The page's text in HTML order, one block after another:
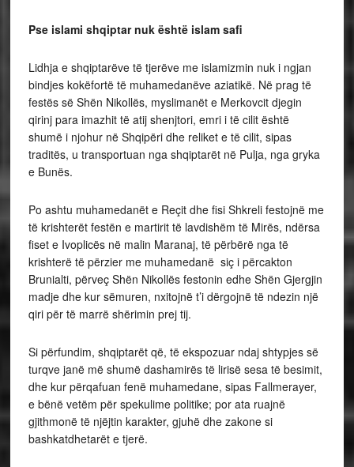
Pse islami shqiptar nuk është islam safi
Lidhja e shqiptarëve të tjerëve me islamizmin nuk i ngjan
bindjes kokëfortë të muhamedanëve aziatikë. Në prag të
festës së Shën Nikollës, myslimanët e Merkovcit djegin
qirinj para imazhit të atij shenjtori, emri i të cilit është
shumë i njohur në Shqipëri dhe reliket e të cilit, sipas
traditës, u transportuan nga shqiptarët në Pulja, nga gryka
e Bunës.
Po ashtu muhamedanët e Reçit dhe fisi Shkreli festojnë me
të krishterët festën e martirit të lavdishëm të Mirës, ndërsa
fiset e Ivoplicës në malin Maranaj, të përbërë nga të
krishterë të përzier me muhamedanë siç i përcakton
Brunialti, përveç Shën Nikollës festonin edhe Shën Gjergjin
madje dhe kur sëmuren, nxitojnë t’i dërgojnë të ndezin një
qiri për të marrë shërimin prej tij.
Si përfundim, shqiptarët që, të ekspozuar ndaj shtypjes së
turqve janë më shumë dashamirës të lirisë sesa të besimit,
dhe kur përqafuan fenë muhamedane, sipas Fallmerayer,
e bënë vetëm për spekulime politike; por ata ruajnë
gjithmonë të njëjtin karakter, gjuhë dhe zakone si
bashkatdhetarët e tjerë.